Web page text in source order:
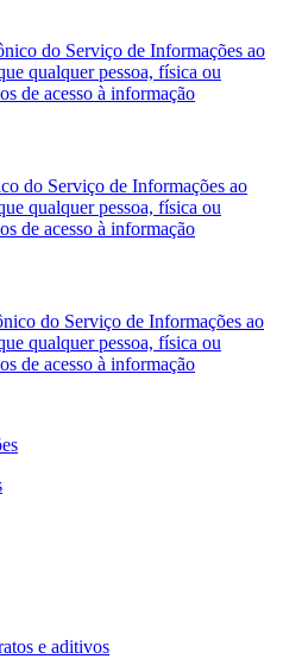
do Serviço de Informações ao
qualquer pessoa, física ou
de acesso à informação
do Serviço de Informações ao
qualquer pessoa, física ou
de acesso à informação
do Serviço de Informações ao
qualquer pessoa, física ou
de acesso à informação
e aditivos